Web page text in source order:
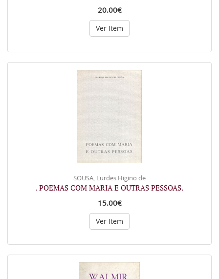
20.00€
Ver Item
SOUSA, Lurdes Higino de
. POEMAS COM MARIA E OUTRAS PESSOAS.
15.00€
Ver Item